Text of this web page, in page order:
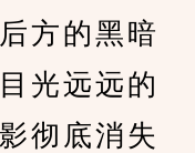
方的黑暗
光远远的
彻底消失